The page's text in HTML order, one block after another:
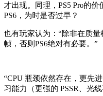
才出现。同理，PS5 Pro的
PS6，为时是否过早？
也有玩家认为：“除非在质
帧，否则PS6绝对有必要。”
“CPU 瓶颈依然存在，更先
习能力（更强的 PSSR、光